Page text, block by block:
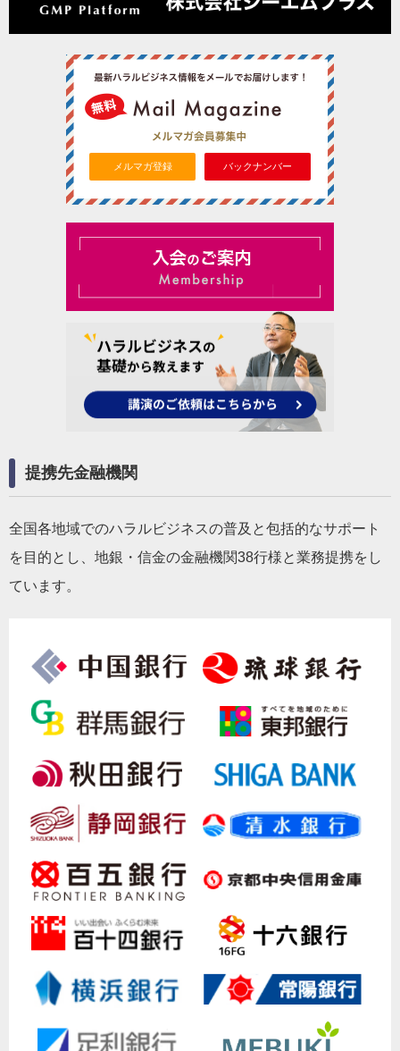
メルマガ登録 バックナンバー
提携先金融機関
全国各地域でのハラルビジネスの普及と包括的なサポート
を目的とし、地銀・信金の金融機関38行様と業務提携をし
ています。